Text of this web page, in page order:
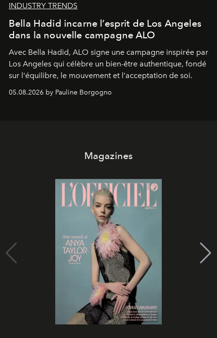
INDUSTRY TRENDS
Bella Hadid incarne l’esprit de Los Angeles
dans la nouvelle campagne ALO
Avec Bella Hadid, ALO signe une campagne inspirée par
Los Angeles qui célèbre un bien-être authentique, fondé
sur l'équilibre, le mouvement et l'acceptation de soi.
05.08.2026 by Pauline Borgogno
Magazines